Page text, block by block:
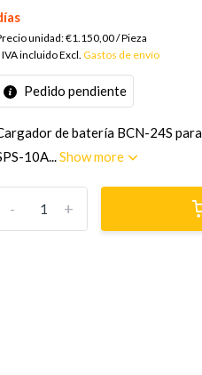
unidad:€1.150,00/Pieza
IVA incluido Excl.Gastos de envío
Pedido pendiente
de batería BCN-24S
10A...Show more
+
-